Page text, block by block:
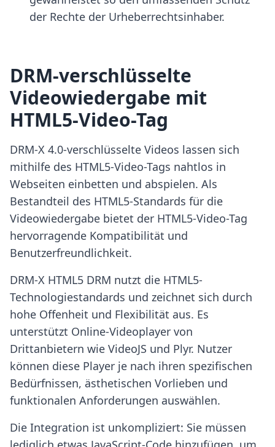
der Rechte der Urheberrechtsinhaber.
DRM-verschlüsselte
Videowiedergabe mit
HTML5-Video-Tag
DRM-X 4.0-verschlüsselte Videos lassen sich
mithilfe des HTML5-Video-Tags nahtlos in
Webseiten einbetten und abspielen. Als
Bestandteil des HTML5-Standards für die
Videowiedergabe bietet der HTML5-Video-Tag
hervorragende Kompatibilität und
Benutzerfreundlichkeit.
DRM-X HTML5 DRM nutzt die HTML5-
Technologiestandards und zeichnet sich durch
hohe Offenheit und Flexibilität aus. Es
unterstützt Online-Videoplayer von
Drittanbietern wie VideoJS und Plyr. Nutzer
können diese Player je nach ihren spezifischen
Bedürfnissen, ästhetischen Vorlieben und
funktionalen Anforderungen auswählen.
Die Integration ist unkompliziert: Sie müssen